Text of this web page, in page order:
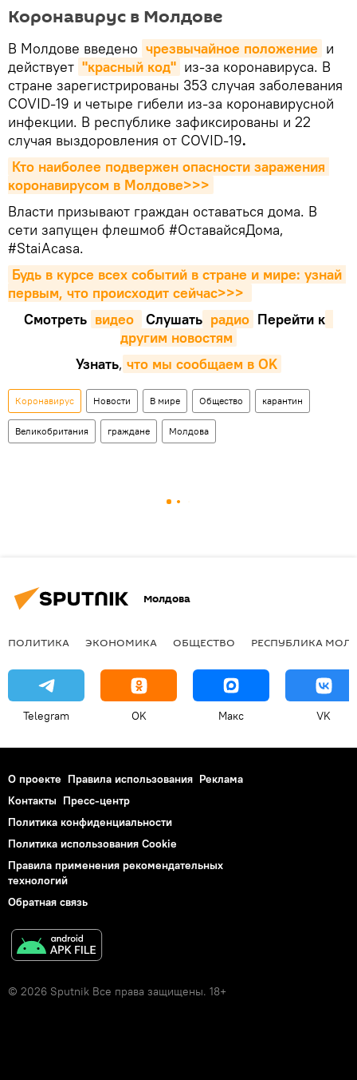
Коронавирус в Молдове
В Молдове введено чрезвычайное положение и
действует "красный код" из-за коронавируса. В
стране зарегистрированы 353 случая заболевания
COVID-19 и четыре гибели из-за коронавирусной
инфекции. В республике зафиксированы и 22
случая выздоровления от COVID-19.
Кто наиболее подвержен опасности заражения
коронавирусом в Молдове>>>
Власти призывают граждан оставаться дома. В
сети запущен флешмоб #ОставайсяДома,
#StaiAcasa.
Будь в курсе всех событий в стране и мире: узнай
первым, что происходит сейчаc>>>
Смотреть видео Cлушать радио Перейти к
другим новостям
Узнать, что мы сообщаем в OK
Коронавирус Новости В мире Общество карантин
Великобритания граждане Молдова
Молдова
ПОЛИТИКА ЭКОНОМИКА ОБЩЕСТВО РЕСПУБЛИКА
Telegram OK Макс VK
О проекте Правила использования Реклама
Контакты Пресс-центр
Политика конфиденциальности
Политика использования Cookie
Правила применения рекомендательных
технологий
Обратная связь
© 2026 Sputnik Все права защищены. 18+